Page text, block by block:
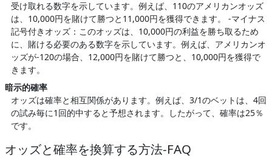
受け取れる数字を示しています。例えば、110のアメリカンオッズ
は、10,000円を賭けて勝つと11,000円を獲得できます。 -マイナス
記号付きオッズ：このオッズは、10,000円の利益を勝ち取るため
に、賭ける必要のある数字を示しています。例えば、アメリカンオ
ッズが-120の場合、12,000円を賭けて勝つと、10,000円を獲得で
きます。
暗示的確率
オッズは確率と相互関係があります。例えば、3/1のベットは、4回
の試み毎に1回的中すると予想されます。したがって、確率は25％
です。
オッズと確率を換算する方法-FAQ